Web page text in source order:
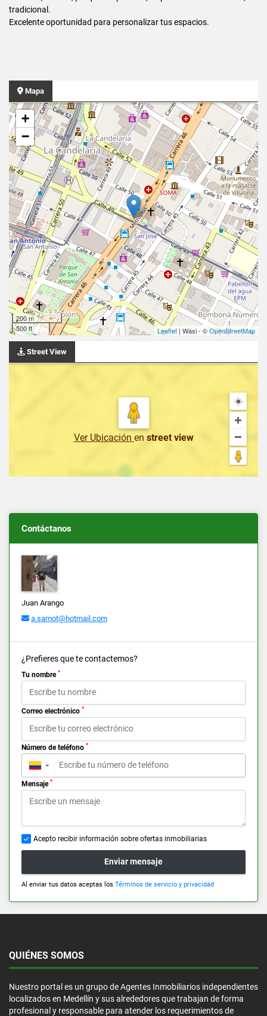
tradicional.
Excelente oportunidad para personalizar tus espacios.
Mapa
+
−
200 m
500 ft
Leaflet | Wasi - ©OpenStreetMap
Street View
Ver Ubicación en street view
Contáctanos
Juan Arango
a.samot@hotmail.com
¿Prefieres que te contactemos?
Tu nombre *
Correo electrónico *
Número de teléfono *
▼
Mensaje *
Acepto recibir información sobre ofertas inmobiliarias
Enviar mensaje
Al enviar tus datos aceptas los Términos de servicio y privacidad
QUIÉNES SOMOS
Nuestro portal es un grupo de Agentes Inmobiliarios independientes
localizados en Medellín y sus alrededores que trabajan de forma
profesional y responsable para atender los requerimientos de